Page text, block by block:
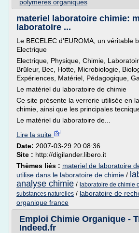
polymeres organiques
materiel laboratoire chimie:
laboratoire ...
Le BECELEC d'EUROMA, un véritable
Electrique
Electrique, Physique, Chimie,
Brûleur, Bec, Hotte, Microbiologie,
Expériences, Matériel, Pédagogique,
Le matériel du laboratoire de chimie
Ce site présente la verrerie utilisée en
chimie, ainsi que les principales
Le matériel du laboratoire de...
Lire la suite
Date: 2007-03-29 20:08:36
Site : http://digilander.libero.it
Thèmes liés : materiel de laboratoire
utilise dans le laboratoire de chimie /
analyse chimie / laboratoire de chimie
substances naturelles / laboratoire de
organique france
Emploi Chimie Organique -
Indeed.fr